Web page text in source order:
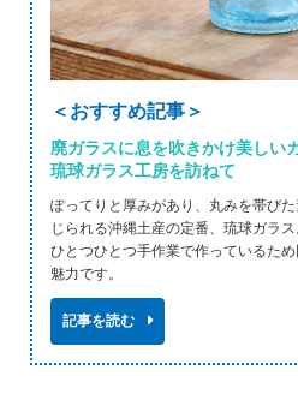
＜おすすめ記事＞
廃ガラスに息を吹きかけ美しい
琉球ガラス工房を訪ねて
ぽってりと厚みがあり、丸みを帯び
じられる沖縄土産の定番、琉球ガラス
ひとつひとつ手作業で作っているた
魅力です。
記事を読む